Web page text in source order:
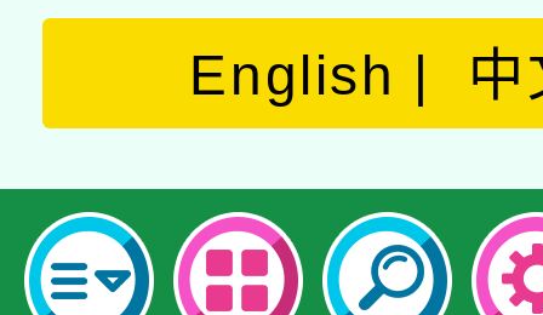
English 中